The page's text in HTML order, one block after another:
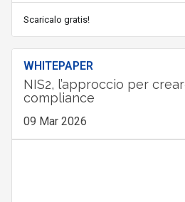
Scaricalo gratis!
WHITEPAPER
NIS2, l’approccio per
compliance
09 Mar 2026